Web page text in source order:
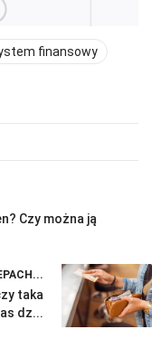
finansowy
Czy można ją
taka
dz...